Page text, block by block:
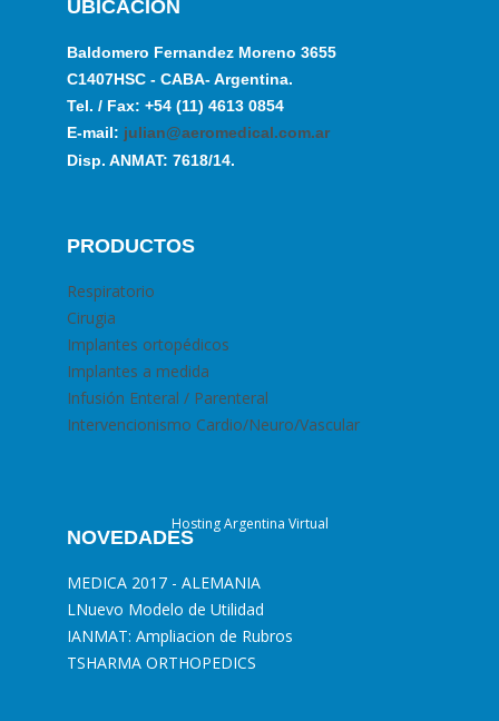
UBICACION
Baldomero Fernandez Moreno 3655
C1407HSC - CABA- Argentina.
Tel. / Fax: +54 (11) 4613 0854
E-mail: julian@aeromedical.com.ar
Disp. ANMAT: 7618/14.
PRODUCTOS
Respiratorio
Cirugia
Implantes ortopédicos
Implantes a medida
Infusión Enteral / Parenteral
Intervencionismo Cardio/Neuro/Vascular
NOVEDADES
MEDICA 2017 - ALEMANIA
LNuevo Modelo de Utilidad
IANMAT: Ampliacion de Rubros
TSHARMA ORTHOPEDICS
Hosting Argentina Virtual